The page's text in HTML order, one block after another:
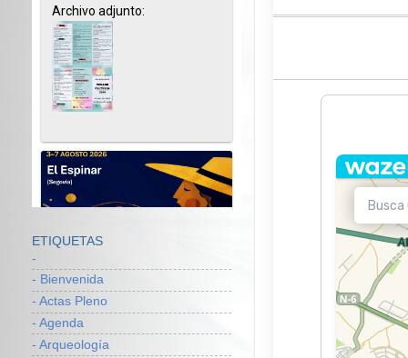
ETIQUETAS
-
- Bienvenida
- Actas Pleno
- Agenda
- Arqueología